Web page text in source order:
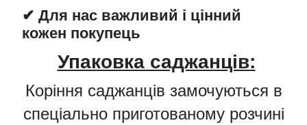
✔ Для нас важливий і цінний
кожен покупець
Упаковка саджанців:
Коріння саджанців замочуються в
спеціально приготованому розчині